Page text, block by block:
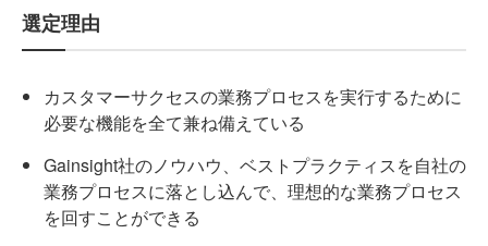
選定理由
カスタマーサクセスの業務プロセスを実行するために
必要な機能を全て兼ね備えている
Gainsight社のノウハウ、ベストプラクティスを自社の
業務プロセスに落とし込んで、理想的な業務プロセス
を回すことができる